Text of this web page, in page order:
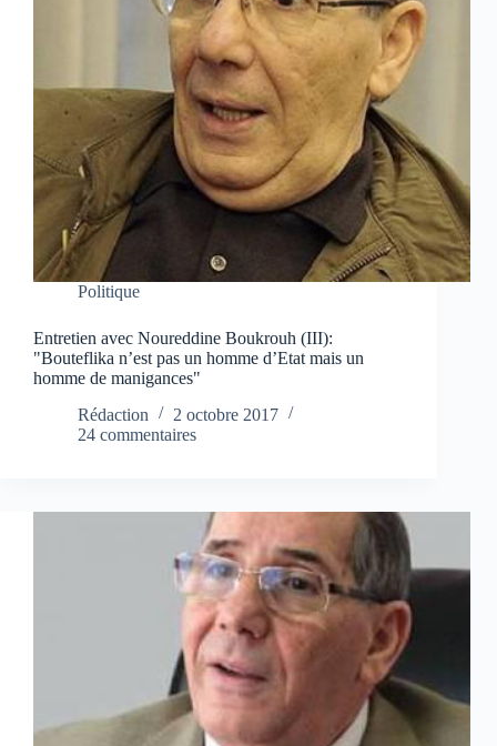
Politique
Entretien avec Noureddine Boukrouh (III):
"Bouteflika n’est pas un homme d’Etat mais un
homme de manigances"
Rédaction
2 octobre 2017
24 commentaires